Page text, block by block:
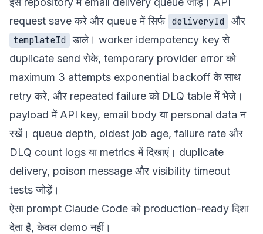
request save करे और queue में सिर्फ deliveryId
और
templateId डाले। worker idempotency key से
duplicate send रोके, temporary provider error को
maximum 3 attempts exponential backoff के साथ
retry करे, और repeated failure को DLQ table में भेजे।
payload में API key, email body या personal data न
रखें। queue depth, oldest job age, failure rate और
DLQ count logs या metrics में दिखाएं। duplicate
delivery, poison message और visibility timeout
tests जोड़ें।
ऐसा prompt Claude Code को production-ready दिशा
देता है, केवल demo नहीं।